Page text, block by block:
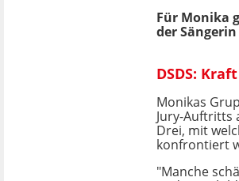
Für Monika
der
DSDS:
Monikas
Jury-Auftritts
Drei, mit
konfrontiert
"Manche